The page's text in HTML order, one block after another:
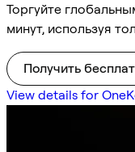
Торгуйте
минут, используя
Получить
View details for